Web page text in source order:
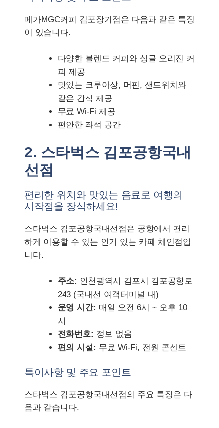
메가MGC커피 김포장기점은 다음과 같은 특징
이 있습니다.
다양한 블렌드 커피와 싱글 오리진 커
피 제공
맛있는 크루아상, 머핀, 샌드위치와
같은 간식 제공
무료 Wi-Fi 제공
편안한 좌석 공간
2. 스타벅스 김포공항국내
선점
편리한 위치와 맛있는 음료로 여행의
시작점을 장식하세요!
스타벅스 김포공항국내선점은 공항에서 편리
하게 이용할 수 있는 인기 있는 카페 체인점입
니다.
주소: 인천광역시 김포시 김포공항로
243 (국내선 여객터미널 내)
운영 시간: 매일 오전 6시 ~ 오후 10
시
전화번호: 정보 없음
편의 시설: 무료 Wi-Fi, 전원 콘센트
특이사항 및 주요 포인트
스타벅스 김포공항국내선점의 주요 특징은 다
음과 같습니다.